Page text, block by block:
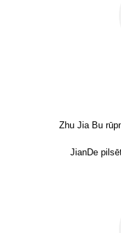
Zhu Jia Bu
JianDe